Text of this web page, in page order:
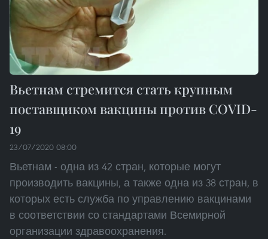
Вьетнам стремится стать крупным
поставщиком вакцины против COVID-
19
23/07/2020 08:00
Вьетнам - одна из 42 стран, которые могут
производить вакцины, а также одна из 38 стран, в
которых есть служба по управлению вакцинами
в соответствии со стандартами Всемирной
организации здравоохранения.